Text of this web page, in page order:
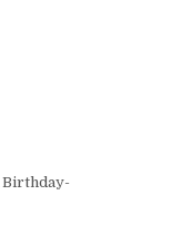
Birthday-